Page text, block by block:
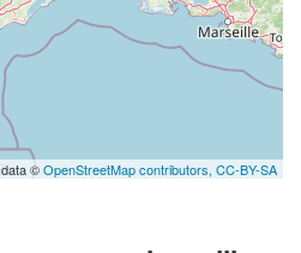
©OpenStreetMap contributors, CC-BY-SA